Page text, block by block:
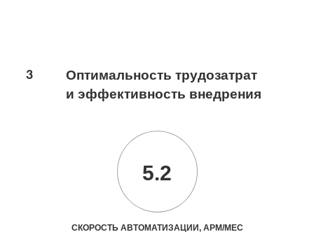
3
Оптимальность трудозатрат
и эффективность внедрения
5.2
СКОРОСТЬ АВТОМАТИЗАЦИИ, АРМ/МЕС